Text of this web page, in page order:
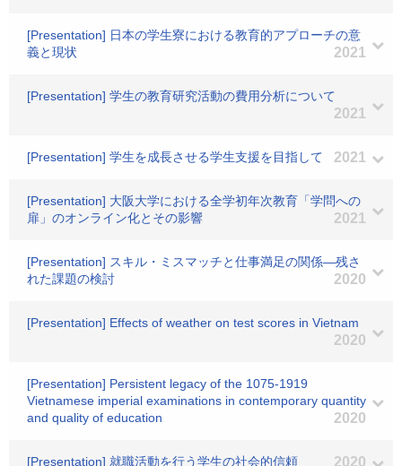
[Presentation] 日本の学生寮における教育的アプローチの意
義と現状
2021
[Presentation] 学生の教育研究活動の費用分析について
2021
[Presentation] 学生を成長させる学生支援を目指して 2021
[Presentation] 大阪大学における全学初年次教育「学問への
扉」のオンライン化とその影響
2021
[Presentation] スキル・ミスマッチと仕事満足の関係―残さ
れた課題の検討
2020
[Presentation] Effects of weather on test scores in Vietnam
2020
[Presentation] Persistent legacy of the 1075-1919
Vietnamese imperial examinations in contemporary quantity
and quality of education
2020
[Presentation] 就職活動を行う学生の社会的信頼 2020